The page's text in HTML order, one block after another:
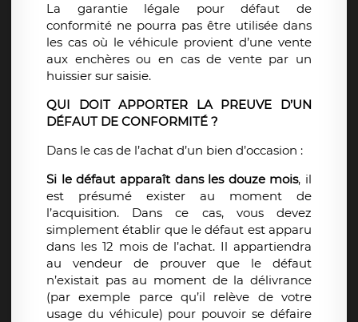
La garantie légale pour défaut de
conformité ne pourra pas être utilisée dans
les cas où le véhicule provient d’une vente
aux enchères ou en cas de vente par un
huissier sur saisie.
QUI DOIT APPORTER LA PREUVE D’UN
DÉFAUT DE CONFORMITÉ ?
Dans le cas de l’achat d’un bien d’occasion :
Si le défaut apparaît dans les douze mois, il
est présumé exister au moment de
l’acquisition. Dans ce cas, vous devez
simplement établir que le défaut est apparu
dans les 12 mois de l’achat. Il appartiendra
au vendeur de prouver que le défaut
n’existait pas au moment de la délivrance
(par exemple parce qu’il relève de votre
usage du véhicule) pour pouvoir se défaire